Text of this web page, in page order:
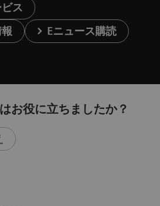
ス
Eニュース購読
お役に立ちましたか？